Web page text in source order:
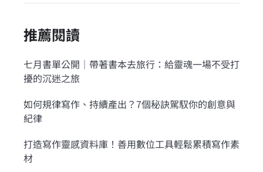
推薦閱讀
七月書單公開｜帶著書本去旅行：給靈魂一場不受打
擾的沉迷之旅
如何規律寫作、持續產出？7個秘訣駕馭你的創意與
紀律
打造寫作靈感資料庫！善用數位工具輕鬆累積寫作素
材